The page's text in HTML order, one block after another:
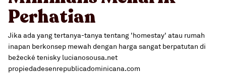
Perhatian
Jika ada yang tertanya-tanya tentang 'homestay' atau rumah
inapan berkonsep mewah dengan harga sangat berpatutan di
bežecké tenisky lucianosousa.net
propiedadesenrepublicadominicana.com